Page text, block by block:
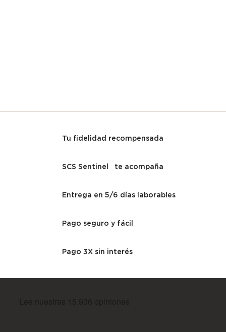
Tu fidelidad recompensada
SCS Sentinel te acompaña
Entrega en 5/6 días laborables
Pago seguro y fácil
Pago 3X sin interés